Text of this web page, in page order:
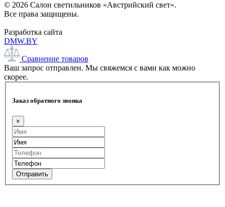
© 2026 Салон светильников «Австрийский свет».
Все права защищены.
Разработка сайта
DMW.BY
Сравнение товаров
Ваш запрос отправлен. Мы свяжемся с вами как можно
скорее.
Заказ обратного звонка
×
Отправить